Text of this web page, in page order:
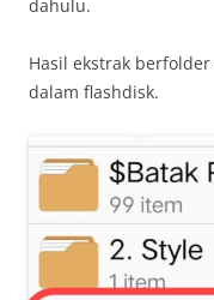
dahulu.
Hasil ekstrak berfolder
dalam flashdisk.